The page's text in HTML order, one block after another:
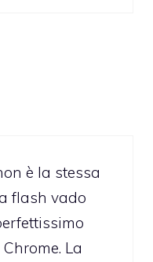
è la stessa
flash vado
La